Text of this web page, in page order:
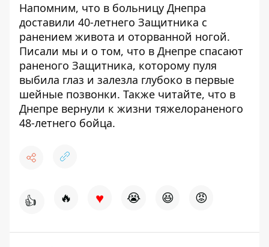
Напомним, что в больницу Днепра
доставили 40-летнего Защитника с
ранением живота и оторванной ногой.
Писали мы и о том, что в Днепре спасают
раненого Защитника, которому пуля
выбила глаз и залезла глубоко в первые
шейные позвонки. Также читайте, что в
Днепре вернули к жизни тяжелораненого
48-летнего бойца.
👍 🔥 ♥ 😭 😆 😡